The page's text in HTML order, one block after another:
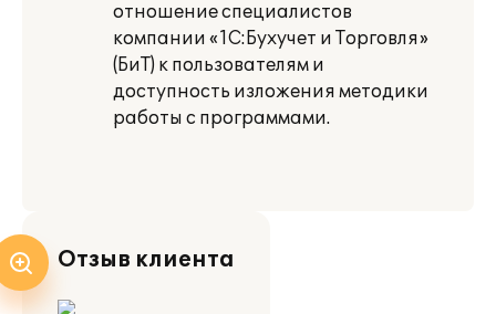
отношение специалистов
компании «1С:Бухучет и Торговля»
(БиТ) к пользователям и
доступность изложения методики
работы с программами.
Отзыв клиента